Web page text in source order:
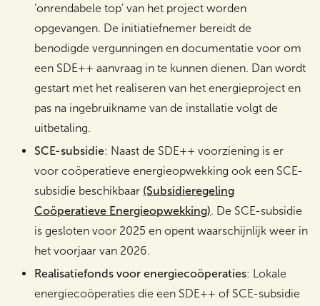
‘onrendabele top’ van het project worden
opgevangen. De initiatiefnemer bereidt de
benodigde vergunningen en documentatie voor om
een SDE++ aanvraag in te kunnen dienen. Dan wordt
gestart met het realiseren van het energieproject en
pas na ingebruikname van de installatie volgt de
uitbetaling.
SCE-subsidie: Naast de SDE++ voorziening is er
voor coöperatieve energieopwekking ook een SCE-
subsidie beschikbaar (Subsidieregeling
Coöperatieve Energieopwekking). De SCE-subsidie
is gesloten voor 2025 en opent waarschijnlijk weer in
het voorjaar van 2026.
Realisatiefonds voor energiecoöperaties: Lokale
energiecoöperaties die een SDE++ of SCE-subsidie